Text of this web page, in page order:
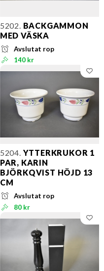
5202. BACKGAMMON
MED VÄSKA
Avslutat rop
140 kr
5204. YTTERKRUKOR 1
PAR, KARIN
BJÖRKQVIST HÖJD 13
CM
Avslutat rop
80 kr